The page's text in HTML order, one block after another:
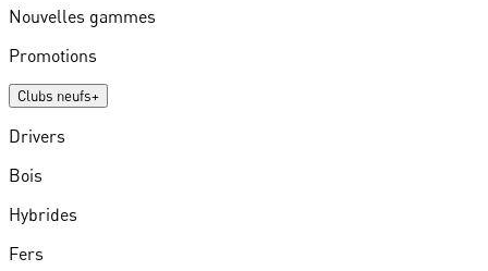
Nouvelles gammes
Promotions
Clubs neufs+
Drivers
Bois
Hybrides
Fers